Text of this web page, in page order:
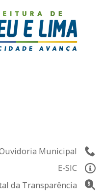
Municipal
E-SIC
da Transparência